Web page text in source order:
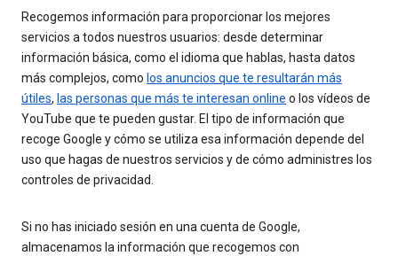
Recogemos información para proporcionar los mejores
servicios a todos nuestros usuarios: desde determinar
información básica, como el idioma que hablas, hasta datos
más complejos, como los anuncios que te resultarán más
útiles, las personas que más te interesan online o los vídeos de
YouTube que te pueden gustar. El tipo de información que
recoge Google y cómo se utiliza esa información depende del
uso que hagas de nuestros servicios y de cómo administres los
controles de privacidad.
Si no has iniciado sesión en una cuenta de Google,
almacenamos la información que recogemos con